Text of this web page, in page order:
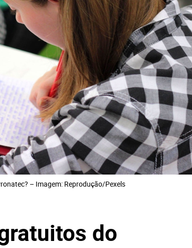
– Imagem: Reprodução/Pexels
do